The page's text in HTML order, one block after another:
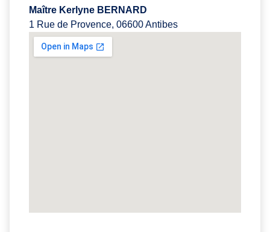
Maître Kerlyne BERNARD
1 Rue de Provence, 06600 Antibes